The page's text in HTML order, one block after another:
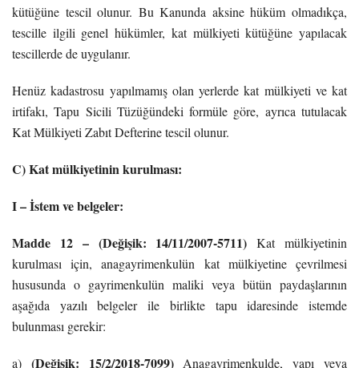
kütüğüne tescil olunur. Bu Kanunda aksine hüküm olmadıkça,
tescille ilgili genel hükümler, kat mülkiyeti kütüğüne yapılacak
tescillerde de uygulanır.
Henüz kadastrosu yapılmamış olan yerlerde kat mülkiyeti ve kat
irtifakı, Tapu Sicili Tüzüğündeki formüle göre, ayrıca tutulacak
Kat Mülkiyeti Zabıt Defterine tescil olunur.
C) Kat mülkiyetinin kurulması:
I – İstem ve belgeler:
Madde 12 – (Değişik: 14/11/2007-5711)Kat mülkiyetinin
kurulması için, anagayrimenkulün kat mülkiyetine çevrilmesi
hususunda o gayrimenkulün maliki veya bütün paydaşlarının
aşağıda yazılı belgeler ile birlikte tapu idaresinde istemde
bulunması gerekir:
a) (Değişik: 15/2/2018-7099)Anagayrimenkulde, yapı veya